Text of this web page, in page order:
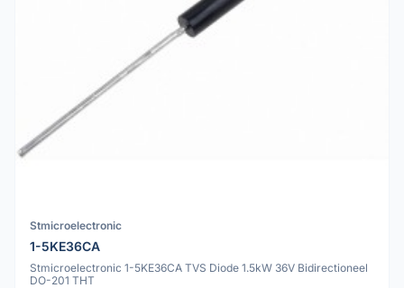
Stmicroelectronic
1-5KE36CA
Stmicroelectronic 1-5KE36CA TVS Diode 1.5kW 36V Bidirectioneel
DO-201 THT